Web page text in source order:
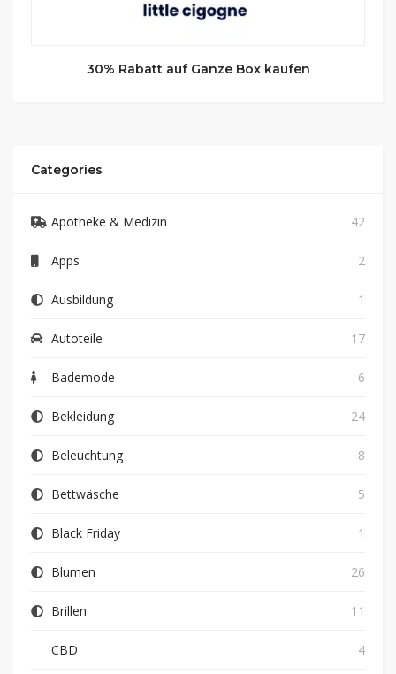
30% Rabatt auf Ganze Box kaufen
Categories
Apotheke & Medizin 42
Apps 2
Ausbildung 1
Autoteile 17
Bademode 6
Bekleidung 24
Beleuchtung 8
Bettwäsche 5
Black Friday 1
Blumen 26
Brillen 11
CBD 4